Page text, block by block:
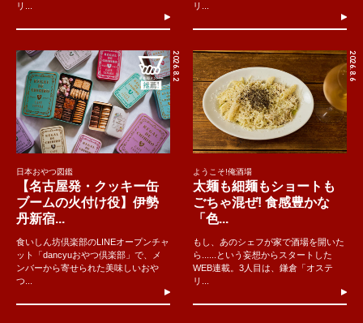
リ...
リ...
2026.8.2
日本おやつ図鑑
【名古屋発・クッキー缶
ブームの火付け役】伊勢
丹新宿...
食いしん坊倶楽部のLINEオープンチャ
ット「dancyuおやつ倶楽部」で、メ
ンバーから寄せられた美味しいおや
つ...
2026.8.6
ようこそ!俺酒場
太麺も細麺もショートも
ごちゃ混ぜ! 食感豊かな
「色...
もし、あのシェフが家で酒場を開いた
ら......という妄想からスタートした
WEB連載。3人目は、鎌倉「オステ
リ...